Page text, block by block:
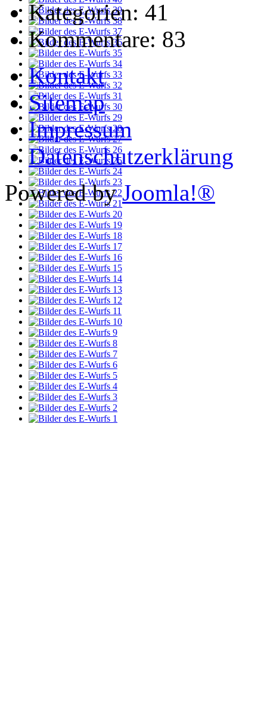
Kategorien: 41
Kommentare: 83
Kontakt
Sitemap
Impressum
Datenschutzerklärung
Powered byJoomla!®